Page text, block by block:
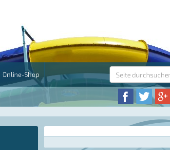
Online-Shop